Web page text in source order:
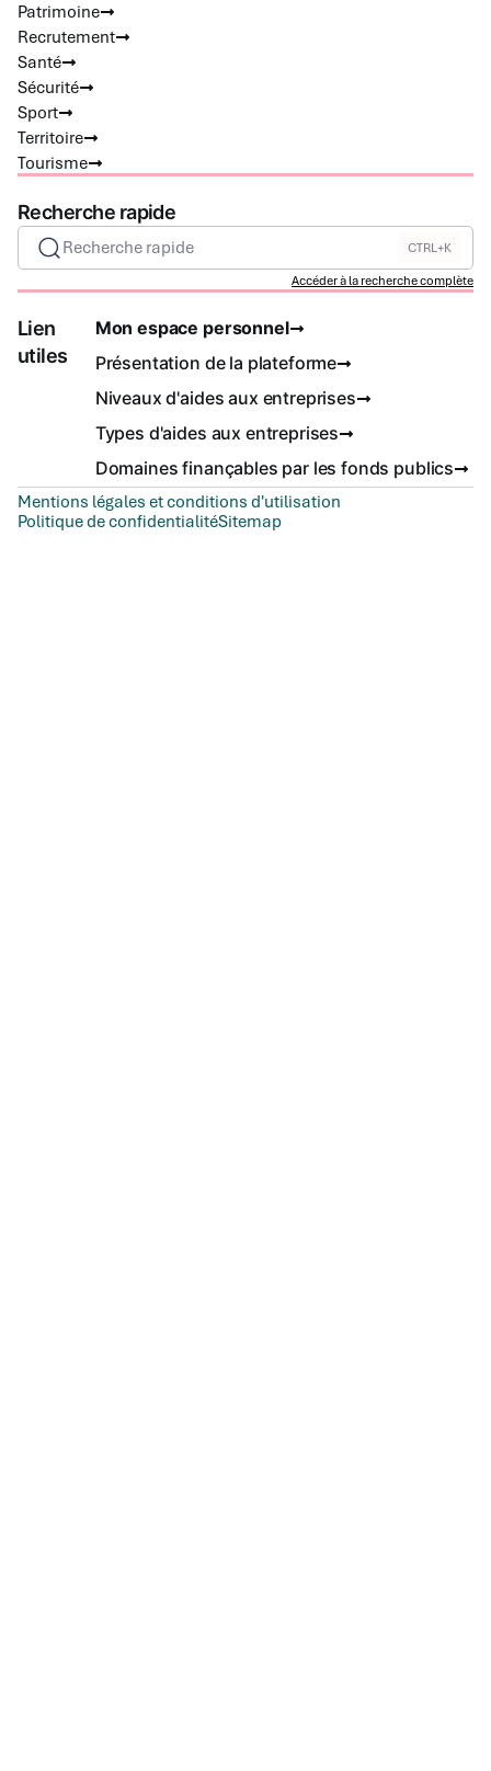
Patrimoine
Recrutement
Santé
Sécurité
Sport
Territoire
Tourisme
Recherche rapide
Recherche rapide CTRL+K
Accéder à la recherche complète
Lien
utiles
Mon espace personnel
Présentation de la plateforme
Niveaux d'aides aux entreprises
Types d'aides aux entreprises
Domaines finançables par les fonds publics
Mentions légales et conditions d'utilisation
Politique de confidentialitéSitemap